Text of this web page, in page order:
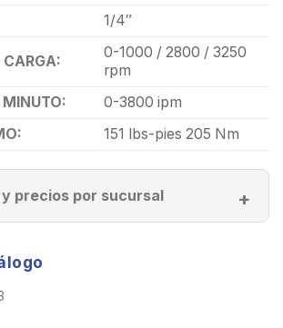
1/4″
CARGA:
0-1000 / 2800 / 3250
rpm
MINUTO:
0-3800 ipm
151 lbs-pies 205 Nm
precios por sucursal